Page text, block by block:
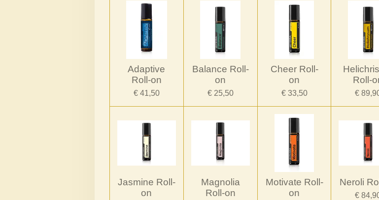
Adaptive
Roll-on
€ 41,50
Balance Roll-
on
€ 25,50
Cheer Roll-
on
€ 33,50
Roll-
€
Jasmine Roll-
on
Magnolia
Roll-on
Motivate Roll-
on
Neroli
€